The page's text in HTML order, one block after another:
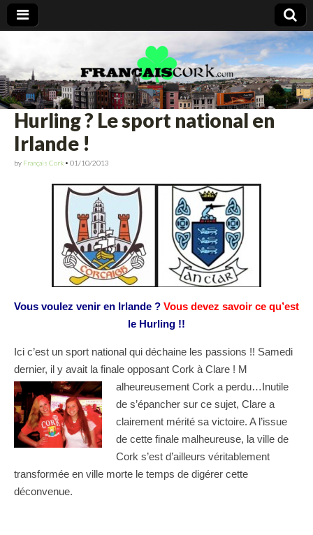
Francais Cork
Hurling ? Le sport national en
Irlande !
by Français Cork • 01/10/2013
Vous voulez venir en Irlande ? Vous devez savoir ce qu’est
le Hurling !!
Ici c’est un sport national qui déchaine les passions !! Samedi
dernier, il y avait la finale opposant Cork à Clare ! M
alheureusement Cork a perdu…Inutile
de s’épancher sur ce sujet, Clare a
clairement mérité sa victoire. A l’issue
de cette finale malheureuse, la ville de
Cork s’est d’ailleurs véritablement
transformée en ville morte le temps de digérer cette
déconvenue.